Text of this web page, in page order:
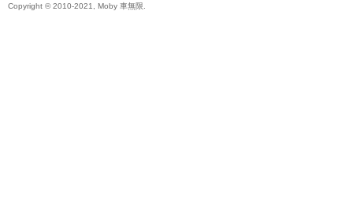
Copyright © 2010-2021, Moby 車無限.